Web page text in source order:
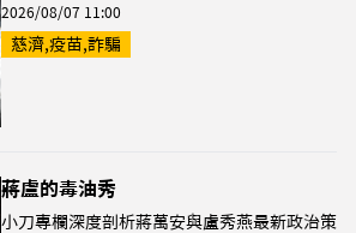
2026/08/07 11:00
慈濟,疫苗,詐騙
蔣盧的毒油秀
小刀專欄深度剖析蔣萬安與盧秀燕最新政治策